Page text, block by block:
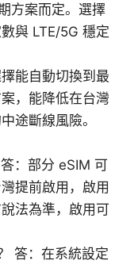
方案而定。選擇
與 LTE/5G 穩定
能自動切換到最
，能降低在台灣
途斷線風險。
：部分 eSIM 可
提前啟用，啟用
法為準，啟用可
答：在系統設定